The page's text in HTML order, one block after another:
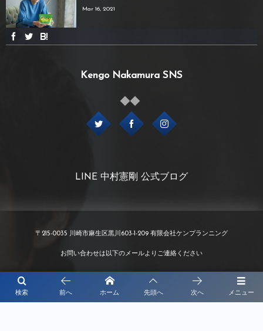
メニュー
検索 前へ ホーム 先頭へ 次へ
Mar 16, 2021
Kengo Nakamura SNS
LINE 中村憲剛 公式ブログ
〒215-0035 川崎市麻生区黒川603-1-209 有限会社ケンプランニング
お問い合わせは以下のメールよりご連絡ください
info@kenp.co.jp